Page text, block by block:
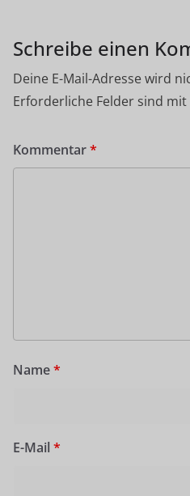
Schreibe einen
Deine E-Mail-Adresse wird
Erforderliche Felder sind mit
Kommentar*
Name*
E-Mail *